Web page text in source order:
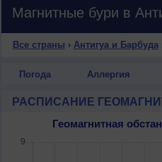
Магнитные бури в
Все страны › Антигуа и Барбуда
Погода Аллергия
РАСПИСАНИЕ
Геомагнитная